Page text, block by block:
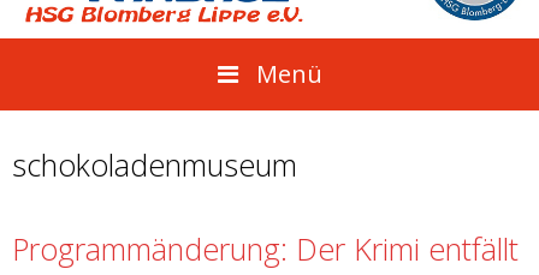
Menü
schokoladenmuseum
Programmänderung: Der Krimi entfällt